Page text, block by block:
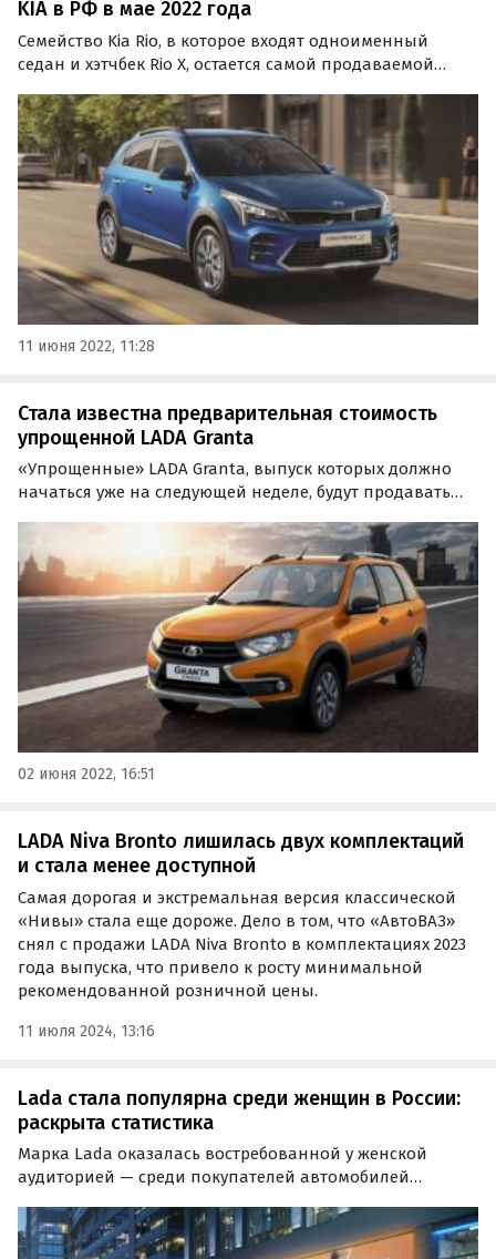
KIA в РФ в мае 2022 года
Семейство Kia Rio, в которое входят одноименный
седан и хэтчбек Rio X, остается самой продаваемой
реализовали 1202 таких автомобиля (-82%), сообщают
«Автоновости дня».
11 июня 2022, 11:28
Стала известна предварительная стоимость
упрощенной LADA Granta
«Упрощенные» LADA Granta, выпуск которых должно
начаться уже на следующей неделе, будут продавать
«Автоновости дня» со ссылкой на инсайдерский
паблик «Нетипичный АвтоВАЗ» в соцсети «ВКонтакте».
02 июня 2022, 16:51
LADA Niva Bronto лишилась двух комплектаций
и стала менее доступной
Самая дорогая и экстремальная версия классической
«Нивы» стала еще дороже. Дело в том, что «АвтоВАЗ»
снял с продажи LADA Niva Bronto в комплектациях 2023
года выпуска, что привело к росту минимальной
рекомендованной розничной цены.
11 июля 2024, 13:16
Lada стала популярна среди женщин в России:
раскрыта статистика
Марка Lada оказалась востребованной у женской
аудиторией — среди покупателей автомобилей
свидетельствуют результаты исследования холдинга
«Ромир», на которое ссылается ТАСС.